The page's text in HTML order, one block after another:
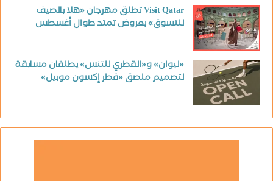
Visit Qatar تطلق مهرجان «هلا بالصيف
للتسوق» بعروض تمتد طوال أغسطس
«ليوان» و«القطري للتنس» يطلقان مسابقة
لتصميم ملصق «قطر إكسون موبيل»